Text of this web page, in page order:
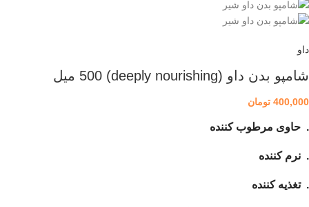
داو
شامپو بدن داو (deeply nourishing) 500 میل
400,000 تومان
. حاوی مرطوب کننده
. نرم کننده
. تغذیه کننده